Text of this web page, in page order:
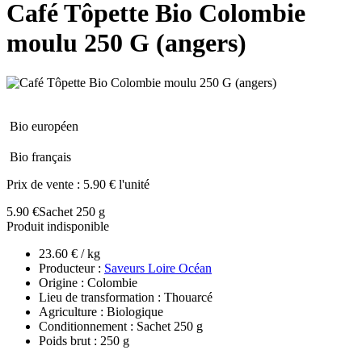
Café Tôpette Bio Colombie
moulu 250 G (angers)
Bio européen
Bio français
Prix de vente : 5.90 € l'unité
5.90 €Sachet 250 g
Produit indisponible
23.60 € / kg
Producteur : Saveurs Loire Océan
Origine : Colombie
Lieu de transformation : Thouarcé
Agriculture : Biologique
Conditionnement : Sachet 250 g
Poids brut : 250 g